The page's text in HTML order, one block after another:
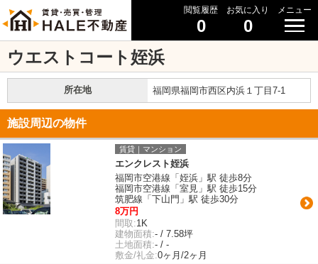
閲覧履歴
0
お気に入り
0
メニュー
ウエストコート姪浜
所在地 福岡県福岡市西区内浜１丁目7-1
施設周辺の物件
賃貸｜マンション
エンクレスト姪浜
福岡市空港線「姪浜」駅 徒歩8分
福岡市空港線「室見」駅 徒歩15分
筑肥線「下山門」駅 徒歩30分
8万円
間取:1K
建物面積:- / 7.58坪
土地面積:- / -
敷金/礼金:0ヶ月/2ヶ月